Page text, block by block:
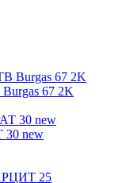
67 2K
30 new